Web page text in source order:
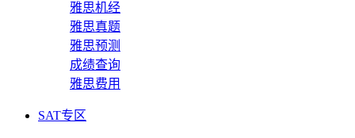
雅思机经
雅思真题
雅思预测
成绩查询
雅思费用
SAT专区